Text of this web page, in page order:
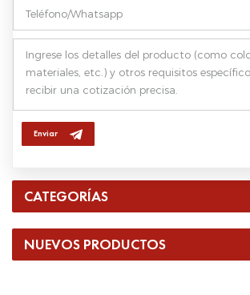
Enviar
CATEGORÍAS
NUEVOS PRODUCTOS